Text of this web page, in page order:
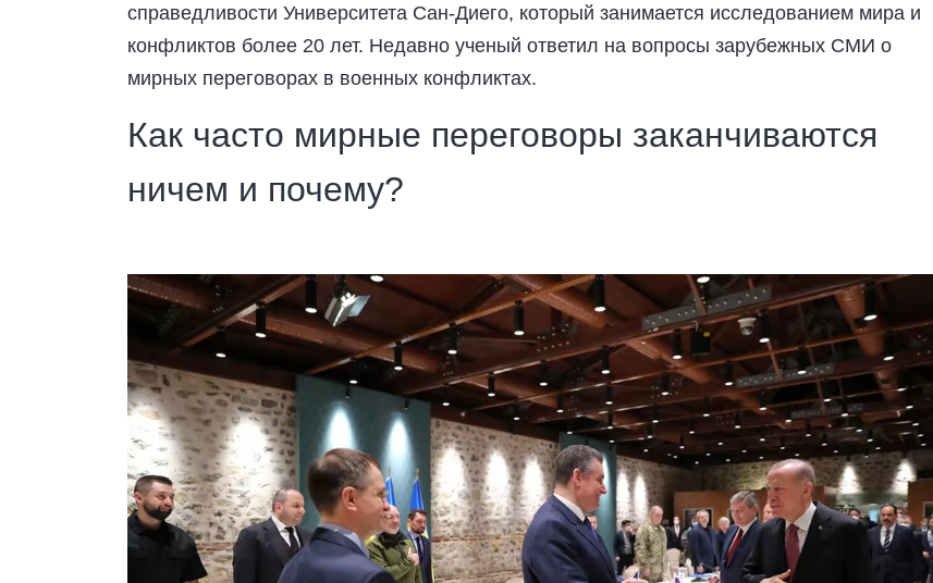
справедливости Университета Сан-Диего, который занимается исследованием мира и
конфликтов более 20 лет. Недавно ученый ответил на вопросы зарубежных СМИ о
мирных переговорах в военных конфликтах.
Как часто мирные переговоры заканчиваются
ничем и почему?